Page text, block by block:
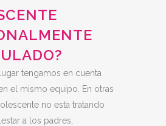
tengamos en cuenta
el mismo equipo. En otras
no esta tratando
a los padres,